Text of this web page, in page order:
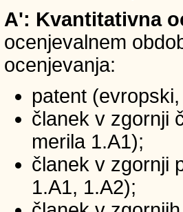
A': Kvantitativna
ocenjevalnem
ocenjevanja:
patent
članek v zgornji
merila 1.A1);
članek v zgornji
1.A1, 1.A2);